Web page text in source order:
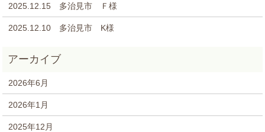
2025.12.15 多治見市 Ｆ様
2025.12.10 多治見市 K様
2026年6月
2026年1月
2025年12月